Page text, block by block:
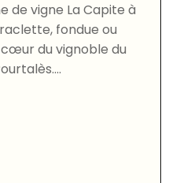
de vigne La Capite à
fondue ou
du vignoble du